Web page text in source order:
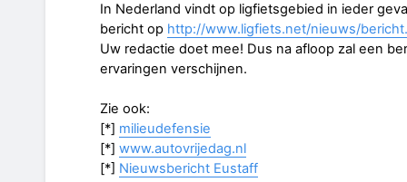
In Nederland vindt op ligfietsgebied in ieder
bericht op http://www.ligfiets.net/nieuws/
Uw redactie doet mee! Dus na afloop zal een
ervaringen verschijnen.
Zie ook:
[*] milieudefensie
[*] www.autovrijedag.nl
[*] Nieuwsbericht Eustaff